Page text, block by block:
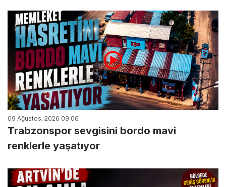
09 Ağustos, 2026 09:06
Trabzonspor sevgisini bordo mavi
renklerle yaşatıyor